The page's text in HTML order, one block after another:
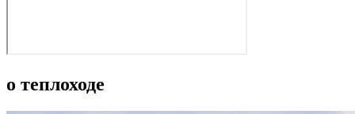
о теплоходе